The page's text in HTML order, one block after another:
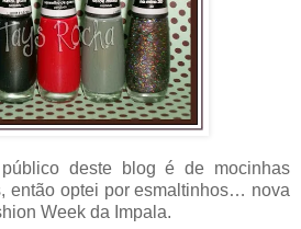
deste blog é de mocinhas
então optei por esmaltinhos… nova
Week da Impala.